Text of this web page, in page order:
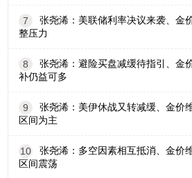
7
张尧浠：美联储利率决议来袭、金
整压力
8
张尧浠：避险买盘减缓待指引、金
补仍益可多
9
张尧浠：美伊休战又转减缓、金价
区间为主
10
张尧浠：多空因素相互抵消、金价
区间震荡